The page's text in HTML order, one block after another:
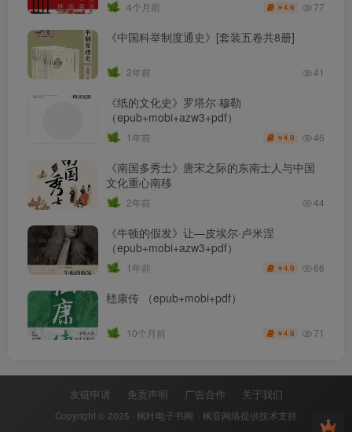
4个月前 ￥4.9 77
《中国科举制度通史》[套装五卷共8册]
2年前 41
《纸的文化史》罗塔尔·穆勒
（epub+mobi+azw3+pdf）
1年前 ￥4.9 46
《南国多秀士》唐宋之际的东南士人与中国
文化重心南移
2年前 44
《牛顿的假发》让—皮埃尔·卢米涅
（epub+mobi+azw3+pdf）
1年前 ￥4.9 66
嵇康传 （epub+mobi+pdf）
10个月前 ￥4.9 71
友链申请 免责声明 广告合作 关于我们
Copyright © 2025 · 枫叶电子书网 · 枫音网络提供技术支持